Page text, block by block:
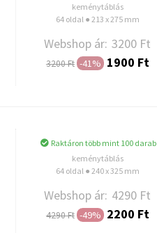
keménytáblás
64 oldal ● 213 x 275 mm
Webshop ár: 3200 Ft
3200 Ft -41% 1900 Ft
Raktáron több mint 100 darab
keménytáblás
64 oldal ● 240 x 325 mm
Webshop ár: 4290 Ft
4290 Ft -49% 2200 Ft